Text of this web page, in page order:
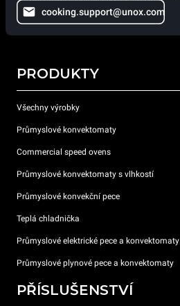
cooking.support@unox.com
PRODUKTY
Všechny výrobky
Průmyslové konvektomaty
Commercial speed ovens
Průmyslové konvektomaty s vlhkostí
Průmyslové konvekční pece
Teplá chladnička
Průmyslové elektrické pece a konvektomaty
Průmyslové plynové pece a konvektomaty
PŘÍSLUŠENSTVÍ